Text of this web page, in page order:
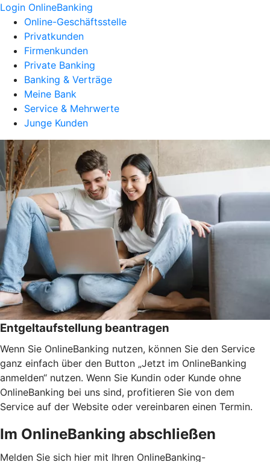
Login OnlineBanking
Online-Geschäftsstelle
Privatkunden
Firmenkunden
Private Banking
Banking & Verträge
Meine Bank
Service & Mehrwerte
Junge Kunden
Entgeltaufstellung beantragen
Wenn Sie OnlineBanking nutzen, können Sie den Service
ganz einfach über den Button „Jetzt im OnlineBanking
anmelden“ nutzen. Wenn Sie Kundin oder Kunde ohne
OnlineBanking bei uns sind, profitieren Sie von dem
Service auf der Website oder vereinbaren einen Termin.
Im OnlineBanking abschließen
Melden Sie sich hier mit Ihren OnlineBanking-